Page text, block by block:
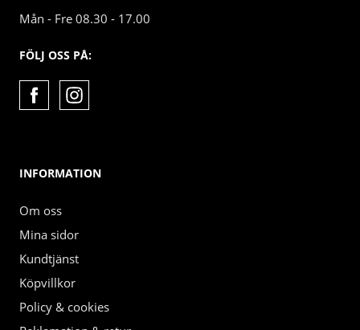
Mån - Fre 08.30 - 17.00
FÖLJ OSS PÅ:
INFORMATION
Om oss
Mina sidor
Kundtjänst
Köpvillkor
Policy & cookies